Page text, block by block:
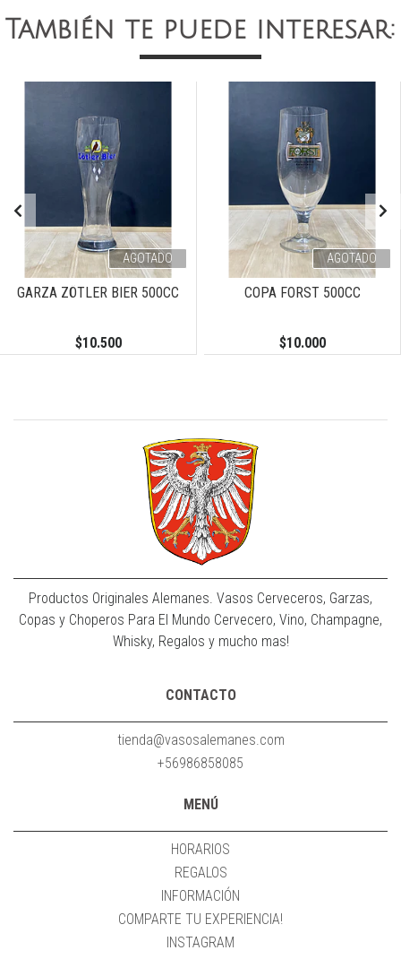
También te puede interesar:
AGOTADO
GARZA ZÖTLER BIER 500CC
$10.500
AGOTADO
COPA FORST 500CC
$10.000
Productos Originales Alemanes. Vasos Cerveceros, Garzas,
Copas y Choperos Para El Mundo Cervecero, Vino, Champagne,
Whisky, Regalos y mucho mas!
CONTACTO
tienda@vasosalemanes.com
+56986858085
MENÚ
HORARIOS
REGALOS
INFORMACIÓN
COMPARTE TU EXPERIENCIA!
INSTAGRAM